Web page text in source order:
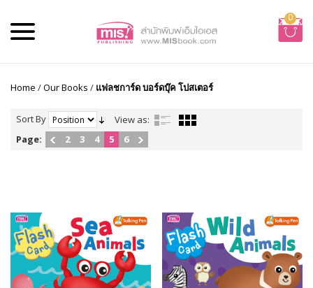
0
Home /Our Books / แฟลชการ์ด บอร์ดบุ๊ค โปสเตอร์
Sort By
View as:
Page:
2 3 4 5 6